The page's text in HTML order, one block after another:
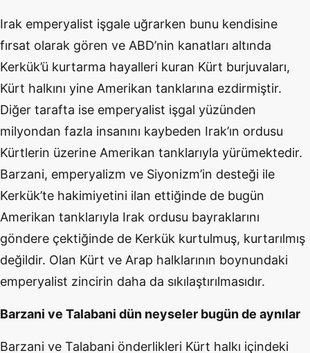
Irak emperyalist işgale uğrarken bunu kendisine
fırsat olarak gören ve ABD’nin kanatları altında
Kerkük’ü kurtarma hayalleri kuran Kürt burjuvaları,
Kürt halkını yine Amerikan tanklarına ezdirmiştir.
Diğer tarafta ise emperyalist işgal yüzünden
milyondan fazla insanını kaybeden Irak’ın ordusu
Kürtlerin üzerine Amerikan tanklarıyla yürümektedir.
Barzani, emperyalizm ve Siyonizm’in desteği ile
Kerkük’te hakimiyetini ilan ettiğinde de bugün
Amerikan tanklarıyla Irak ordusu bayraklarını
göndere çektiğinde de Kerkük kurtulmuş, kurtarılmış
değildir. Olan Kürt ve Arap halklarının boynundaki
emperyalist zincirin daha da sıkılaştırılmasıdır.
Barzani ve Talabani dün neyseler bugün de aynılar
Barzani ve Talabani önderlikleri Kürt halkı içindeki